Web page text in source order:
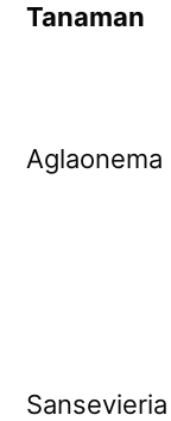
Tanaman
Aglaonema
Sansevieria